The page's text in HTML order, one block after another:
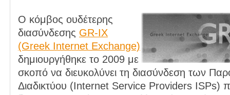
Ο κόμβος ουδέτερης
διασύνδεσης GR-IX
(Greek Internet Exchange)
δημιουργήθηκε το 2009 με
σκοπό να διευκολύνει τη διασύνδεση των
Διαδικτύου (Internet Service Providers ISPs)